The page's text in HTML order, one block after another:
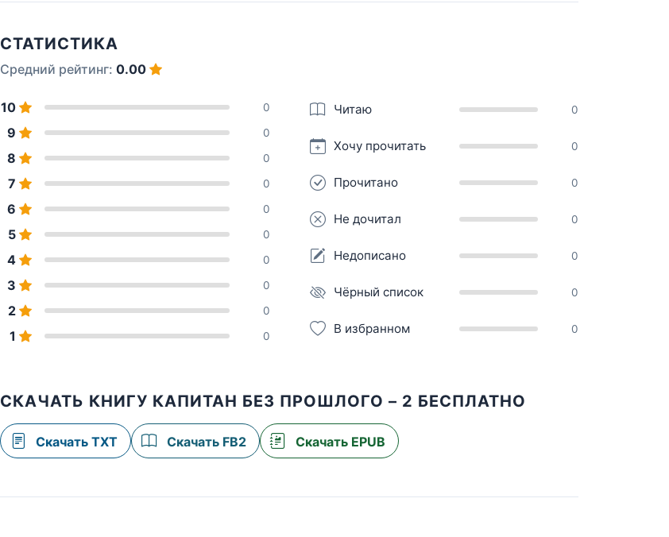
СТАТИСТИКА
Средний рейтинг: 0.00
10 0
9 0
8 0
7 0
6 0
5 0
4 0
3 0
2 0
1 0
Читаю 0
Хочу прочитать 0
Прочитано 0
Не дочитал 0
Недописано 0
Чёрный список 0
В избранном 0
СКАЧАТЬ КНИГУ КАПИТАН БЕЗ ПРОШЛОГО – 2 БЕСПЛАТНО
Скачать TXT Скачать FB2 Скачать EPUB